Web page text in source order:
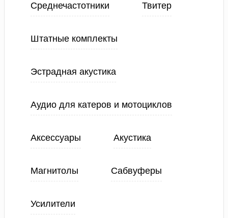
Среднечастотники Твитер
Штатные комплекты
Эстрадная акустика
Аудио для катеров и мотоциклов
Аксессуары Акустика
Магнитолы Сабвуферы
Усилители